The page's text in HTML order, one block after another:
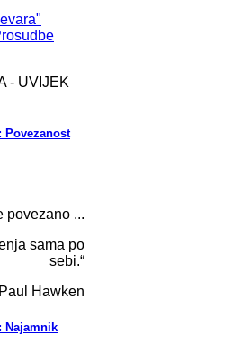
- UVIJEK
Povezanost
povezano ...
sama po
sebi.“
Paul Hawken
Najamnik